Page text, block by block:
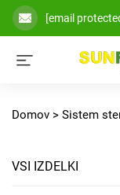
[email
Domov > Sistem
VSI IZDELKI